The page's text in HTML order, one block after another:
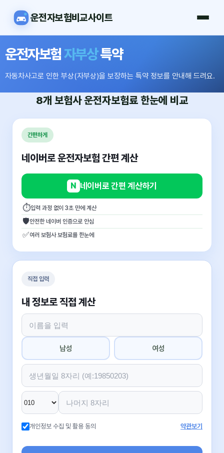
운전자보험비교사이트
운전자보험자부상특약
자동차사고로 인한 부상(자부상)을 보장하는 특약 정보를 안내해 드려요.
8개 보험사운전자보험료 한눈에 비교
간편하게
네이버로 운전자보험 간편 계산
N 네이버로 간편 계산하기
⏱입력 과정 없이 3초 만에 계산
🛡안전한 네이버 인증으로 안심
✅여러 보험사 보험료를 한눈에
직접 입력
내 정보로 직접 계산
남성 여성
개인정보 수집 및 활용 동의 약관보기